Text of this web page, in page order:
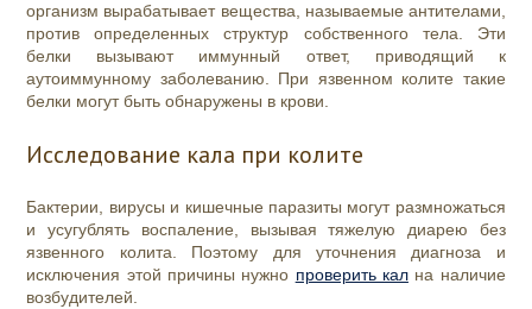
организм вырабатывает вещества, называемые антителами,
против определенных структур собственного тела. Эти
белки вызывают иммунный ответ, приводящий к
аутоиммунному заболеванию. При язвенном колите такие
белки могут быть обнаружены в крови.
Исследование кала при колите
Бактерии, вирусы и кишечные паразиты могут размножаться
и усугублять воспаление, вызывая тяжелую диарею без
язвенного колита. Поэтому для уточнения диагноза и
исключения этой причины нужно проверить кална наличие
возбудителей.